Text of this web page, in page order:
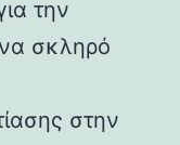
την
σκληρό
στην